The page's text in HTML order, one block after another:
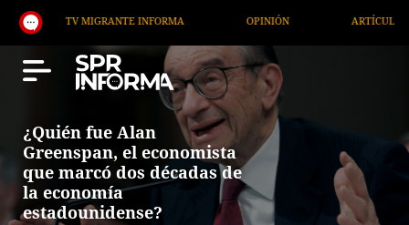
TV MIGRANTE INFORMA
¿Quién fue Alan
Greenspan, el economista
que marcó dos décadas de
la economía
estadounidense?